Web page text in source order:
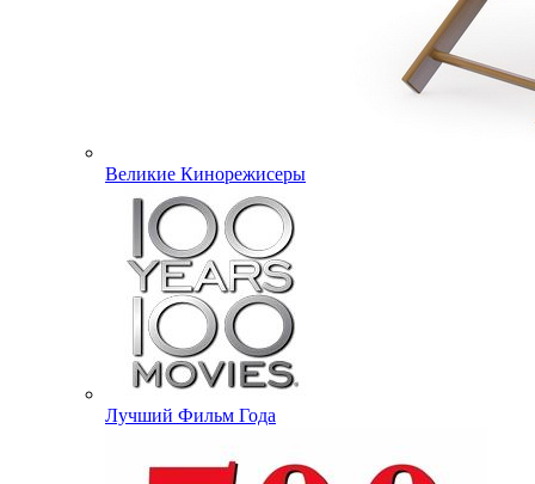
Великие Кинорежисеры
Лучший Фильм Года